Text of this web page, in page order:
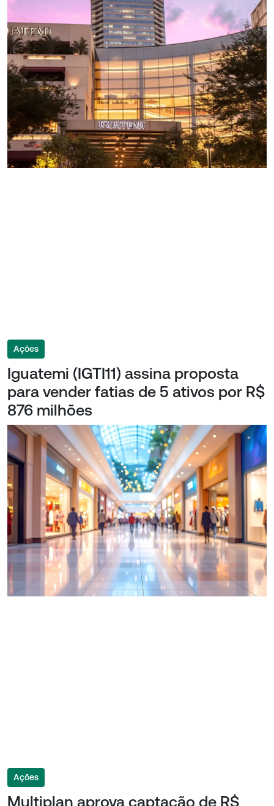
Ações
Iguatemi (IGTI11) assina proposta
para vender fatias de 5 ativos por R$
876 milhões
Ações
Multiplan aprova captação de R$